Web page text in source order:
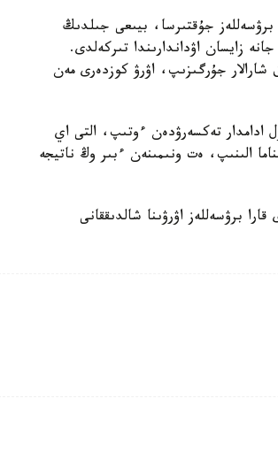
جۇقتىرسا، بيىعى جىلدىڭ
زايسان اۋداندارىندا تىركەلدى.
شارالار جۇرگىزىپ، اۋرۋ كوزدەرى مەن
بولعان 16 ادام تىركەلدى. بۇل ادامدار تەكسەرۋدەن ءوتىپ، التى اي
باقىلاۋعا الىندى. سونىمەن قاتار وشاقتاردا 12 سىناما الىنىپ، ەت ونىمىنەن ءبىر وڭ ناتيجە
قازاقستاندا 800 دەن استام ءىرى قارا برۋسەللەز اۋرۋىنا شالدىققانى